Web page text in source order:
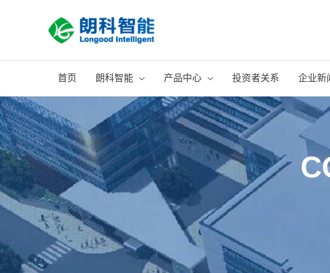
首页 朗科智能 产品中心 投资者关系 企业新